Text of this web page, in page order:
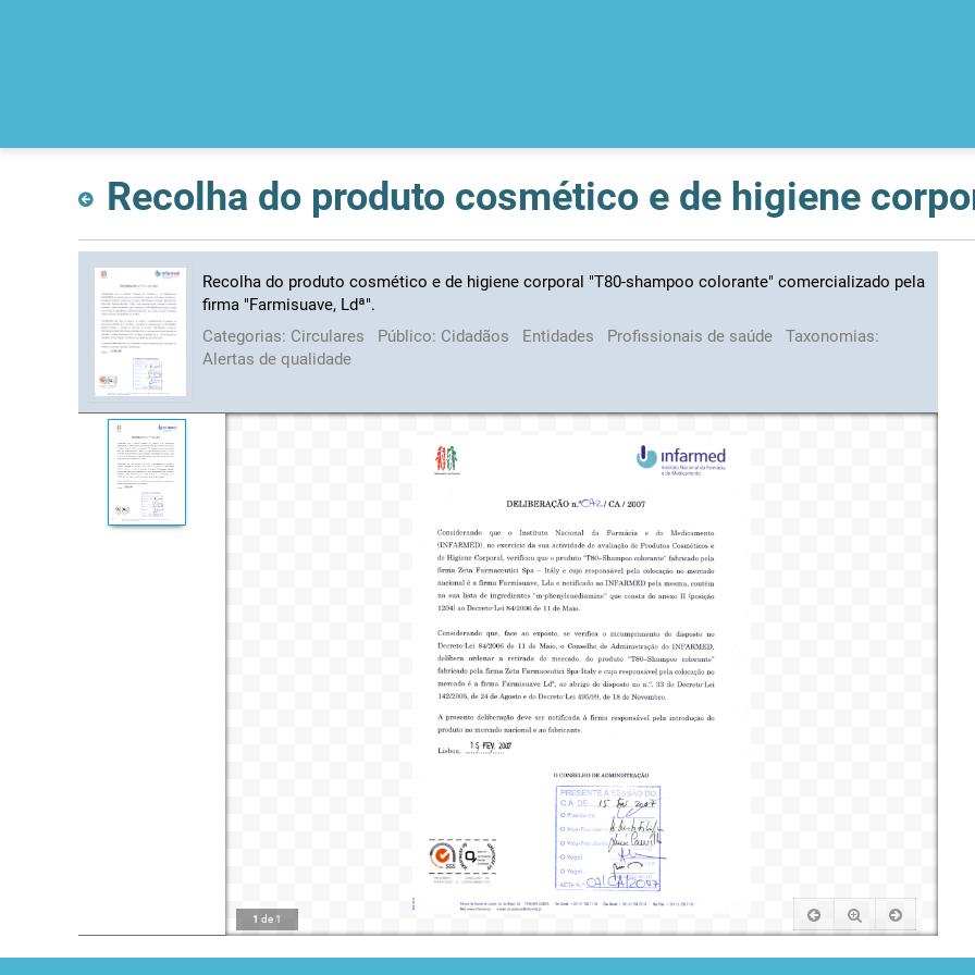
Recolha do produto cosmético e de higiene corporal "T80-shampoo colorante" comercializado pela
firma "Farmisuave, Ldª".
Categorias: Circulares Público: Cidadãos Entidades Profissionais de saúde
Taxonomias:
Alertas de qualidade
1 de 1